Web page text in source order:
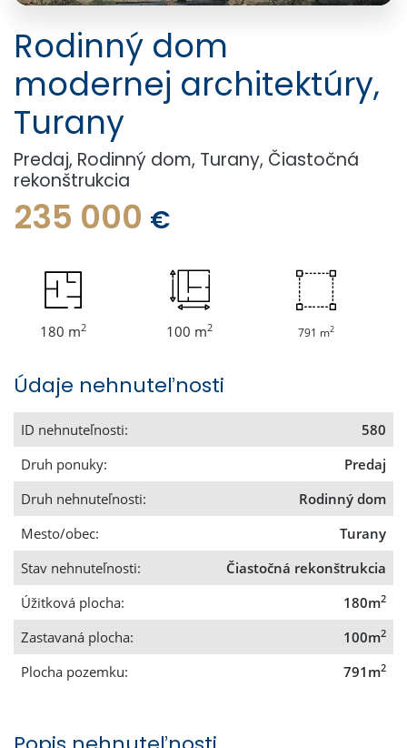
Rodinný dom
modernej architektúry,
Turany
Predaj, Rodinný dom, Turany, Čiastočná
rekonštrukcia
235 000 €
180 m2 100 m2 791 m2
Údaje nehnuteľnosti
ID nehnuteľnosti:
580
Druh ponuky:
Predaj
Druh nehnuteľnosti:
Rodinný dom
Mesto/obec:
Turany
Stav nehnuteľnosti:
Čiastočná rekonštrukcia
Úžitková plocha:
180m2
Zastavaná plocha: 100m2
Plocha pozemku: 791m2